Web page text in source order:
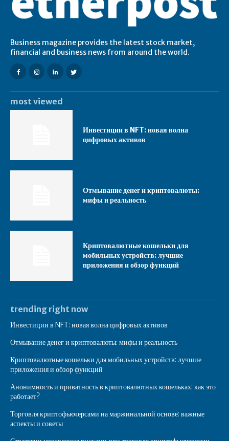
Business magazine provides the latest stock market,
financial and business news from around the world.
most viewed
Инвестиции в NFT: новая волна
цифровых активов
Отмывание денег и криптовалюты:
мифы и реальность
Криптовалютные кошельки для
мобильных устройств: лучшие
приложения и обзор функций
trending right now
Инвестиции в NFT: новая волна цифровых активов
Отмывание денег и криптовалюты: мифы и реальность
Криптовалютные кошельки для мобильных устройств: лучшие
приложения и обзор функций
Анонимность и приватность в криптовалютных кошельках: как это
работает?
Торговля криптофьючерсами на маржинальной основе: важные
аспекты и советы